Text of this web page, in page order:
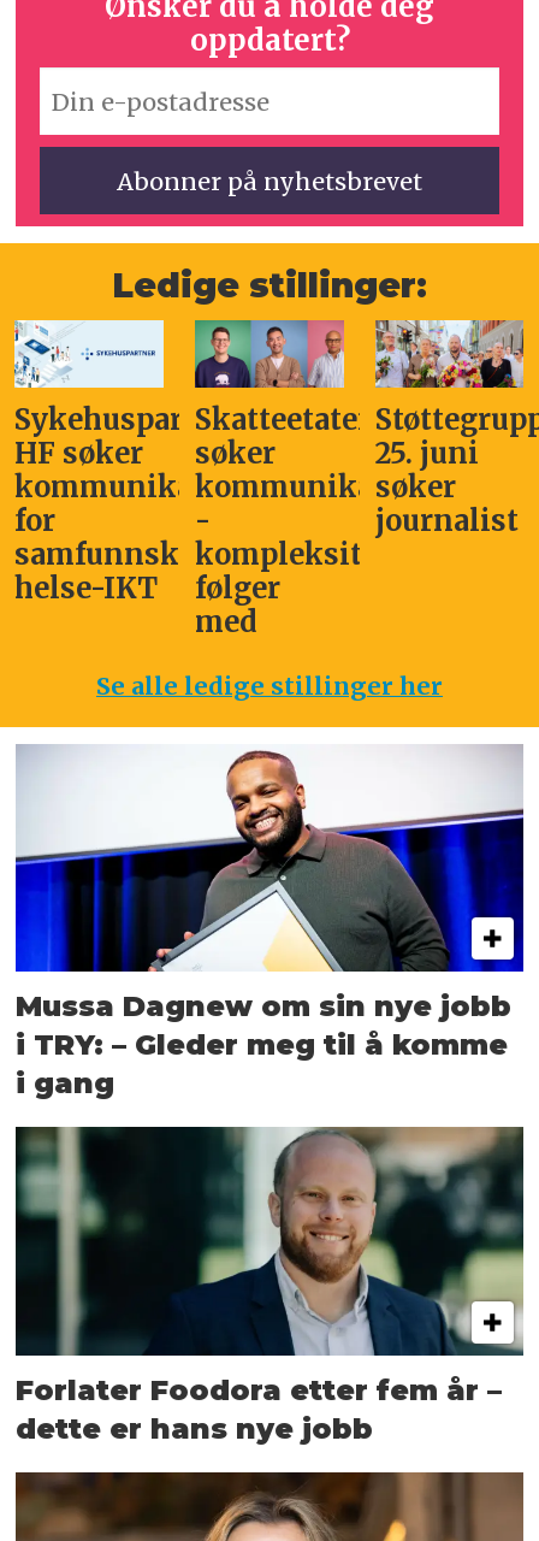
oppdatert?
Ledige stillinger:
Sykehuspartner
HF søker
kommunikasjonssjef
for
samfunnskritisk
helse-IKT
Skatteetaten
søker
kommunikasjonsleder
-
kompleksitet
følger
med
25. juni
søker
journalist
Se alle ledige stillinger her
Mussa Dagnew om sin nye jobb
i TRY: – Gleder meg til å komme
i gang
Forlater Foodora etter fem år –
dette er hans nye jobb